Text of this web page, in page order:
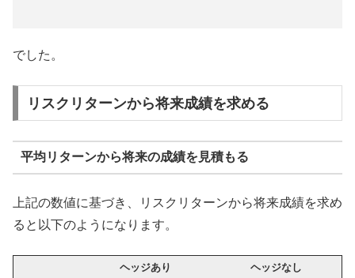
でした。
リスクリターンから将来成績を求める
平均リターンから将来の成績を見積もる
上記の数値に基づき、リスクリターンから将来成績を求め
ると以下のようになります。
ヘッジあり
ヘッジなし